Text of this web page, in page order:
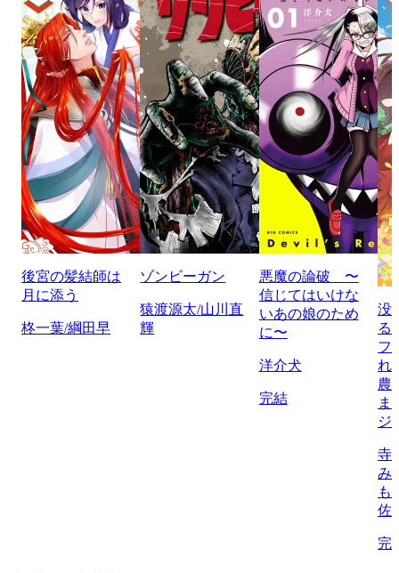
後宮の髪結師は
月に添う
柊一葉/綱田早
ゾンビーガン
猿渡源太/山川直
輝
悪魔の論破 〜
信じてはいけな
いあの娘のため
に〜
洋介犬
完結
没
る
フ
れ
農
ま
ジ
寺
み
も
佐
完